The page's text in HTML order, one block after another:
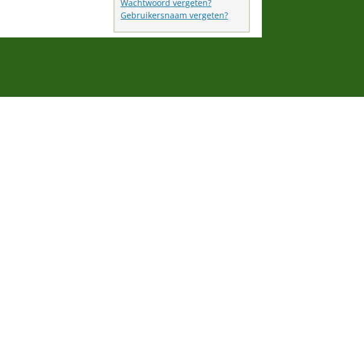
Wachtwoord vergeten?
Gebruikersnaam vergeten?